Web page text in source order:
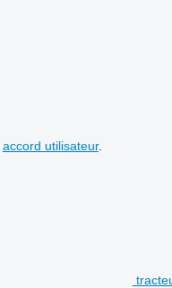
accord utilisateur.